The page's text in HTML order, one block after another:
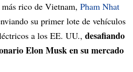
rico de Vietnam, Pham Nhat
su primer lote de vehículos
a los EE. UU., desafiando
Elon Musk en su mercado